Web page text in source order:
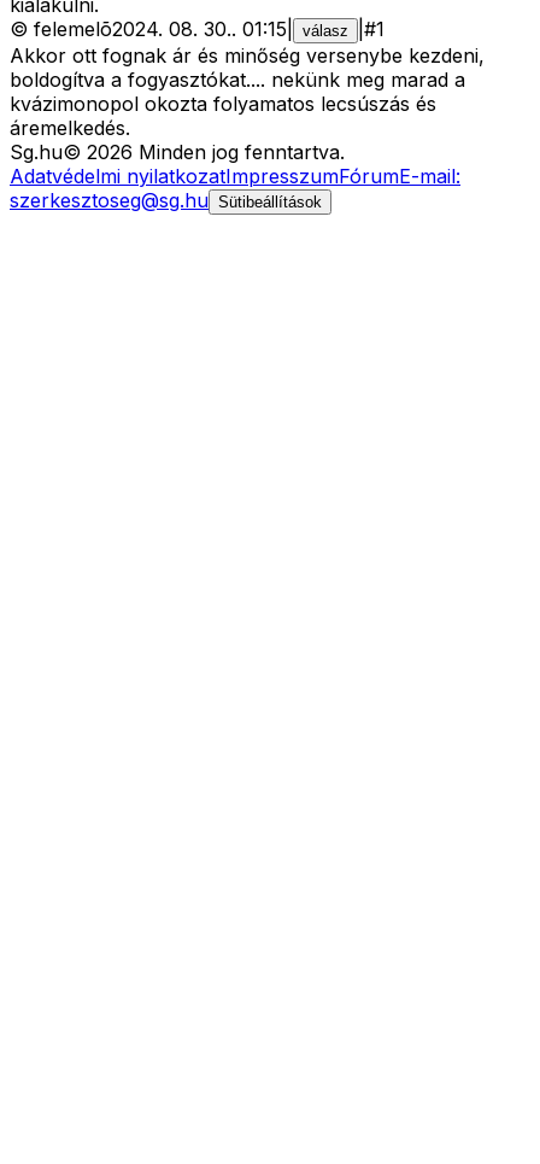
kialakulni.
© felemelõ2024. 08. 30.. 01:15 válasz #1
Akkor ott fognak ár és minőség versenybe kezdeni,
boldogítva a fogyasztókat.... nekünk meg marad a
kvázimonopol okozta folyamatos lecsúszás és
áremelkedés.
Sg.hu© 2026 Minden jog fenntartva.
Adatvédelmi nyilatkozatImpresszumFórumE-mail:
szerkesztoseg@sg.hu Sütibeállítások